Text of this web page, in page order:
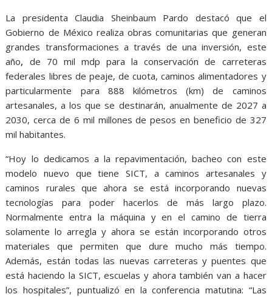
La presidenta Claudia Sheinbaum Pardo destacó que el
Gobierno de México realiza obras comunitarias que generan
grandes transformaciones a través de una inversión, este
año, de 70 mil mdp para la conservación de carreteras
federales libres de peaje, de cuota, caminos alimentadores y
particularmente para 888 kilómetros (km) de caminos
artesanales, a los que se destinarán, anualmente de 2027 a
2030, cerca de 6 mil millones de pesos en beneficio de 327
mil habitantes.
“Hoy lo dedicamos a la repavimentación, bacheo con este
modelo nuevo que tiene SICT, a caminos artesanales y
caminos rurales que ahora se está incorporando nuevas
tecnologías para poder hacerlos de más largo plazo.
Normalmente entra la máquina y en el camino de tierra
solamente lo arregla y ahora se están incorporando otros
materiales que permiten que dure mucho más tiempo.
Además, están todas las nuevas carreteras y puentes que
está haciendo la SICT, escuelas y ahora también van a hacer
los hospitales”, puntualizó en la conferencia matutina: “Las